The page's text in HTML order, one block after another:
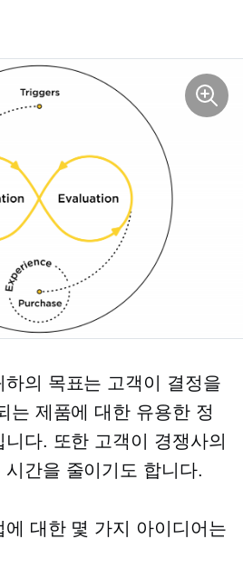
하의 목표는 고객이 결정을
는 제품에 대한 유용한 정
다. 또한 고객이 경쟁사의
시간을 줄이기도 합니다.
에 대한 몇 가지 아이디어는